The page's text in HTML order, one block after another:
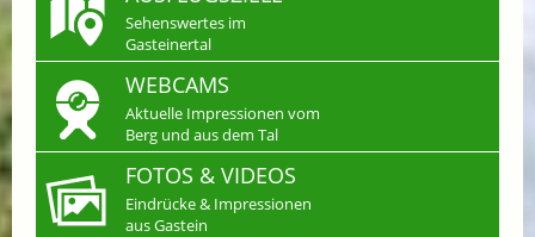
Sehenswertes im
Gasteinertal
WEBCAMS
Aktuelle Impressionen vom
Berg und aus dem Tal
FOTOS & VIDEOS
Eindrücke & Impressionen
aus Gastein